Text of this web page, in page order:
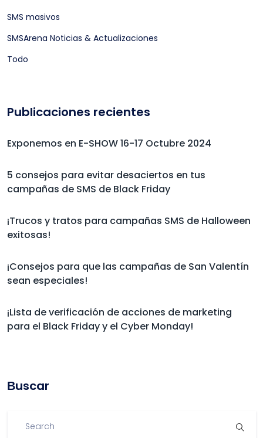
SMS masivos
SMSArena Noticias & Actualizaciones
Todo
Publicaciones recientes
Exponemos en E-SHOW 16-17 Octubre 2024
5 consejos para evitar desaciertos en tus
campañas de SMS de Black Friday
¡Trucos y tratos para campañas SMS de Halloween
exitosas!
¡Consejos para que las campañas de San Valentín
sean especiales!
¡Lista de verificación de acciones de marketing
para el Black Friday y el Cyber Monday!
Βuscar